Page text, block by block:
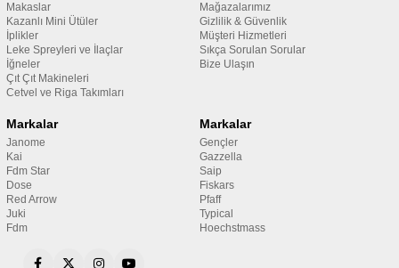
Makaslar
Kazanlı Mini Ütüler
İplikler
Leke Spreyleri ve İlaçlar
İğneler
Çıt Çıt Makineleri
Cetvel ve Riga Takımları
Mağazalarımız
Gizlilik & Güvenlik
Müşteri Hizmetleri
Sıkça Sorulan Sorular
Bize Ulaşın
Markalar
Janome
Kai
Fdm Star
Dose
Red Arrow
Juki
Fdm
Markalar
Gençler
Gazzella
Saip
Fiskars
Pfaff
Typical
Hoechstmass